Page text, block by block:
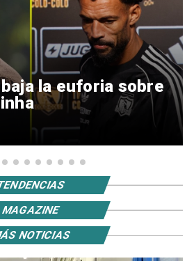
la euforia sobre
MAGAZINE
NOTICIAS